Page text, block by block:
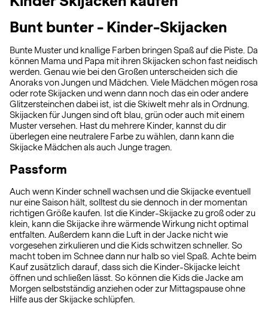
Bunt bunter - Kinder-Skijacken
Bunte Muster und knallige Farben bringen Spaß auf die Piste. Da
können Mama und Papa mit ihren Skijacken schon fast neidisch
werden. Genau wie bei den Großen unterscheiden sich die
Anoraks von Jungen und Mädchen. Viele Mädchen mögen rosa
oder rote Skijacken und wenn dann noch das ein oder andere
Glitzersteinchen dabei ist, ist die Skiwelt mehr als in Ordnung.
Skijacken für Jungen sind oft blau, grün oder auch mit einem
Muster versehen. Hast du mehrere Kinder, kannst du dir
überlegen eine neutralere Farbe zu wählen, dann kann die
Skijacke Mädchen als auch Junge tragen.
Passform
Auch wenn Kinder schnell wachsen und die Skijacke eventuell
nur eine Saison hält, solltest du sie dennoch in der momentan
richtigen Größe kaufen. Ist die Kinder-Skijacke zu groß oder zu
klein, kann die Skijacke ihre wärmende Wirkung nicht optimal
entfalten. Außerdem kann die Luft in der Jacke nicht wie
vorgesehen zirkulieren und die Kids schwitzen schneller. So
macht toben im Schnee dann nur halb so viel Spaß. Achte beim
Kauf zusätzlich darauf, dass sich die Kinder-Skijacke leicht
öffnen und schließen lässt. So können die Kids die Jacke am
Morgen selbstständig anziehen oder zur Mittagspause ohne
Hilfe aus der Skijacke schlüpfen.